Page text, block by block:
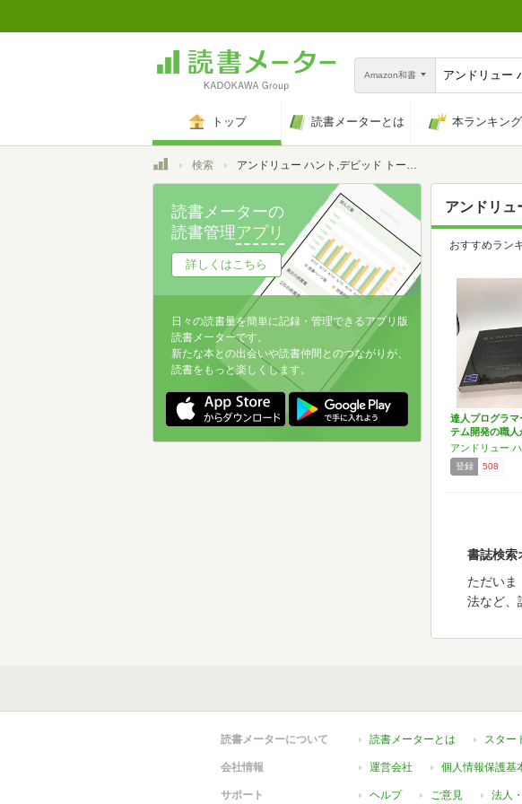
Amazon和書
トップ 読書メーターとは 本ランキング
トップ検索 アンドリュー ハント,デビッド トーマス
アンドリュ
おすすめラン
達人プログラマ
テム開発の職人
名…
登録 508
書誌検索
ただいま
法など、
読書メーターの
読書管理アプリ
詳しくはこちら
日々の読書量を簡単に記録・管理できるアプリ版
読書メーターです。
新たな本との出会いや読書仲間とのつながりが、
読書をもっと楽しくします。
読書メーターについて 読書メーターとは スター
会社情報 運営会社 個人情報保護基
サポート ヘルプ ご意見 法人